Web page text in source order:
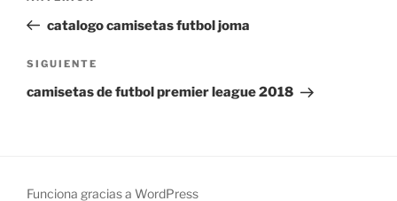
entradas
anterior:
catalogo camisetas futbol joma
Siguiente
entrada
SIGUIENTE
camisetas de futbol premier league 2018
Funciona gracias a WordPress